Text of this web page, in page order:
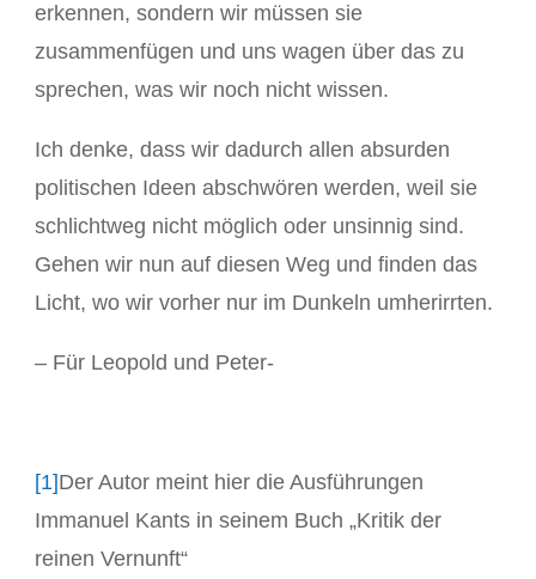
erkennen, sondern wir müssen sie
zusammenfügen und uns wagen über das zu
sprechen, was wir noch nicht wissen.
Ich denke, dass wir dadurch allen absurden
politischen Ideen abschwören werden, weil sie
schlichtweg nicht möglich oder unsinnig sind.
Gehen wir nun auf diesen Weg und finden das
Licht, wo wir vorher nur im Dunkeln umherirrten.
– Für Leopold und Peter-
[1]Der Autor meint hier die Ausführungen
Immanuel Kants in seinem Buch „Kritik der
reinen Vernunft“